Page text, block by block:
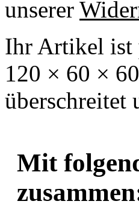
unserer
Ihr Artikel ist
120 × 60 ×
überschreitet
Mit